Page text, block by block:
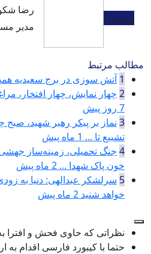
نویسنده
رضا
مدیر
مطالب مرتبط
1 آتش سوزی در برج سعیدیه
2 چهار نمایش، چهار افتخار،
7 روز پیش
3 نماز بر پیکر رهبر شهید، صبح
تشییع تا ... 1 ماه پیش
4 جنگ تحمیلی، زمینه‌ساز جهشی
خون پاک شهدا ... 2 ماه پیش
5 سرلشکر عبدالهی: دنیا به
خواهد شنید 2 ماه پیش
نظراتی که حاوی فحش و افترا
حتما با کیبورد فارسی اقدام به